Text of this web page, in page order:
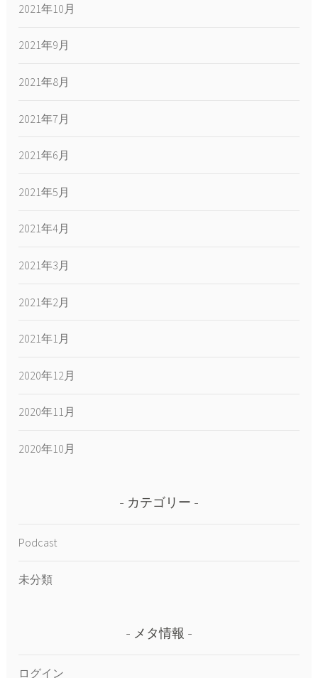
2021年10月
2021年9月
2021年8月
2021年7月
2021年6月
2021年5月
2021年4月
2021年3月
2021年2月
2021年1月
2020年12月
2020年11月
2020年10月
カテゴリー
Podcast
未分類
メタ情報
ログイン